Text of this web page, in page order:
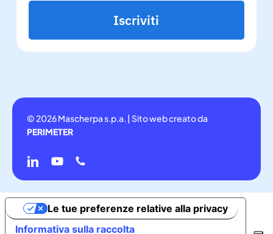
Iscriviti
© 2026 Mascherpa s.p.a. | Sito web creato da
PERIMETER
linkedinyoutubephone
Informativa sulla raccolta
Le tue preferenze relative alla privacy